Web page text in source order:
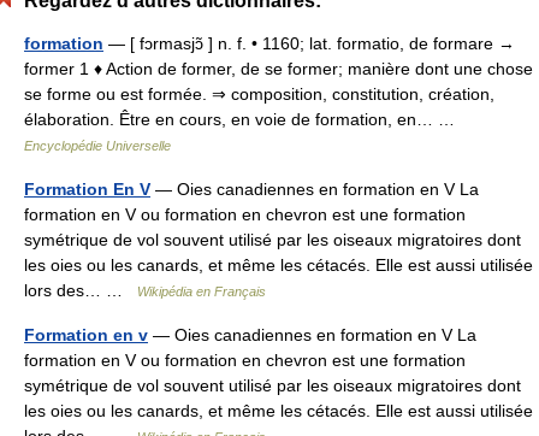
formation — [ fɔrmasjɔ̃ ] n. f. • 1160; lat. formatio, de formare →
former 1 ♦ Action de former, de se former; manière dont une chose
se forme ou est formée. ⇒ composition, constitution, création,
élaboration. Être en cours, en voie de formation, en… …
Encyclopédie Universelle
Formation En V — Oies canadiennes en formation en V La
formation en V ou formation en chevron est une formation
symétrique de vol souvent utilisé par les oiseaux migratoires dont
les oies ou les canards, et même les cétacés. Elle est aussi utilisée
lors des… …
Wikipédia en Français
Formation en v — Oies canadiennes en formation en V La
formation en V ou formation en chevron est une formation
symétrique de vol souvent utilisé par les oiseaux migratoires dont
les oies ou les canards, et même les cétacés. Elle est aussi utilisée